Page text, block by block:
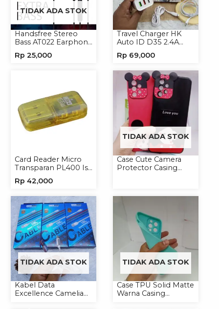
TIDAK ADA STOK
Handsfree Stereo
Bass AT022 Earphone
Rp 25,000
Travel Charger HK
Auto ID D35 2.4A
Rp 69,000
Card Reader Micro
Transparan PL400 Isi
Rp 42,000
TIDAK ADA STOK
Case Cute Camera
Protector Casing
TIDAK ADA STOK
Kabel Data
Excellence Camelia
TIDAK ADA STOK
Case TPU Solid Matte
Warna Casing